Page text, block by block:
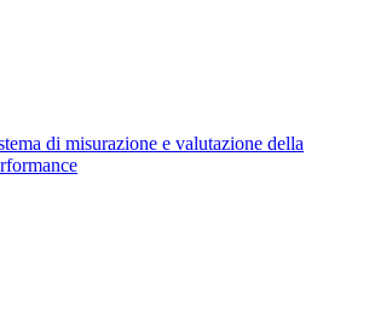
di misurazione e valutazione della